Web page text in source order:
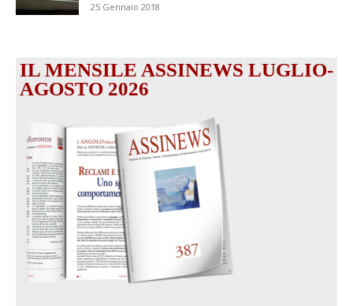
25 Gennaio 2018
IL MENSILE ASSINEWS LUGLIO-
AGOSTO 2026